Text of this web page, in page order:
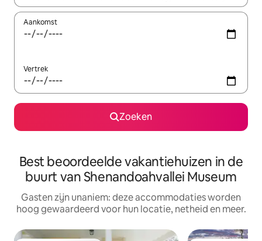
Aankomst
Vertrek
Zoeken
Best beoordeelde vakantiehuizen in de
buurt van Shenandoahvallei Museum
Gasten zijn unaniem: deze accommodaties worden
hoog gewaardeerd voor hun locatie, netheid en meer.